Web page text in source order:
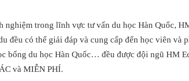
trong lĩnh vực tư vấn du học Hàn Quốc,
đều có thể giải đáp và cung cấp đến học viên và
bổng du học Hàn Quốc… đều được đội ngũ HM
và MIỄN PHÍ.